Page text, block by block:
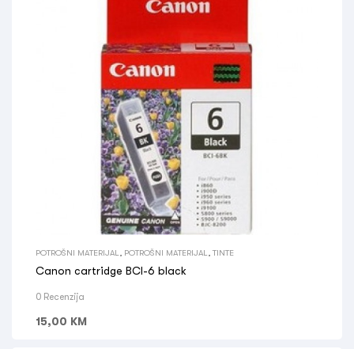
POTROŠNI MATERIJAL POTROŠNI MATERIJAL TINTE
Canon cartridge BCI-6 black
0 Recenzija
15,00 KM